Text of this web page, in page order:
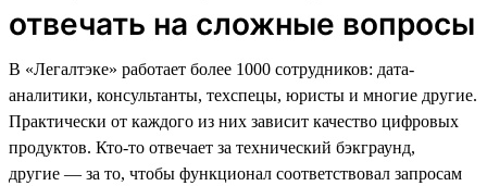
отвечать на сложные вопросы
В «Легалтэке» работает более 1000 сотрудников: дата-
аналитики, консультанты, техспецы, юристы и многие другие.
Практически от каждого из них зависит качество цифровых
продуктов. Кто-то отвечает за технический бэкграунд,
другие — за то, чтобы функционал соответствовал запросам